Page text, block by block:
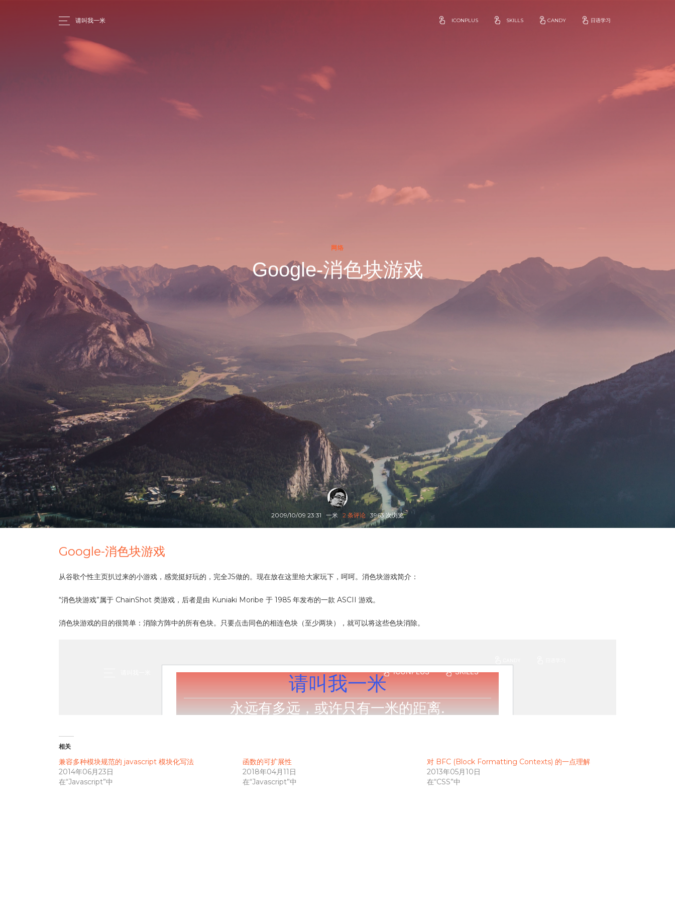
请叫我一米 ICONPLUS SKILLS CANDY 日语学习
网络
Google-消色块游戏
2009/10/09 23:31 一米 2 条评论 3963 次浏览
Google-消色块游戏
从谷歌个性主页扒过来的小游戏，感觉挺好玩的，完全JS做的。现在放在这里给大家玩下，呵呵。消色块游戏简介：
“消色块游戏”属于 ChainShot 类游戏，后者是由 Kuniaki Moribe 于 1985 年发布的一款 ASCII 游戏。
消色块游戏的目的很简单：消除方阵中的所有色块。只要点击同色的相连色块（至少两块），就可以将这些色块消除。
相关
兼容多种模块规范的 javascript 模块化写法
2014年06月23日
在“Javascript”中
函数的可扩展性
2018年04月11日
在“Javascript”中
对 BFC (Block Formatting Contexts) 的一点理解
2013年05月10日
在“CSS”中